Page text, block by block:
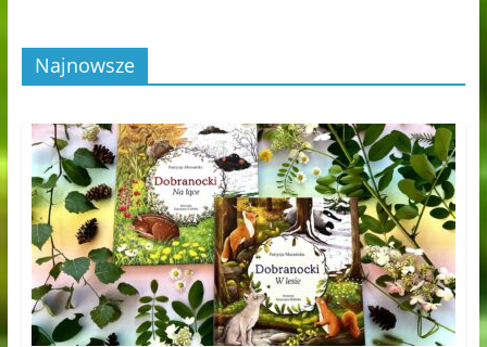
Najnowsze